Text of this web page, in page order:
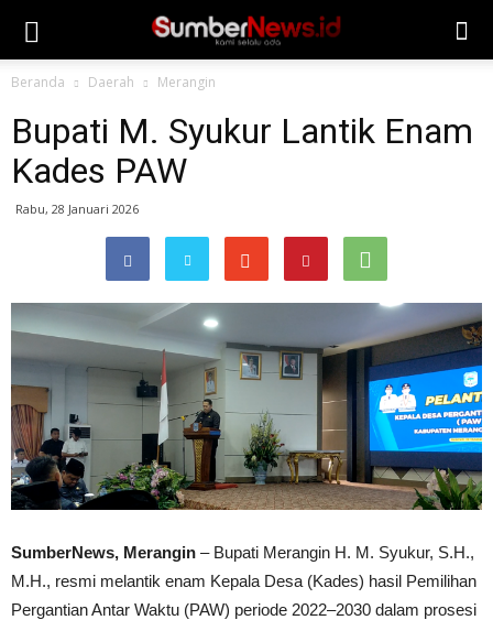
Beranda Daerah Merangin
Bupati M. Syukur Lantik Enam
Kades PAW
Rabu, 28 Januari 2026
SumberNews, Merangin – Bupati Merangin H. M. Syukur, S.H.,
M.H., resmi melantik enam Kepala Desa (Kades) hasil Pemilihan
Pergantian Antar Waktu (PAW) periode 2022–2030 dalam prosesi